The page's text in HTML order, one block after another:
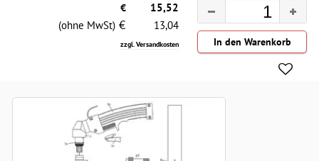
€
15,52
(ohne MwSt) € 13,04
zzgl. Versandkosten